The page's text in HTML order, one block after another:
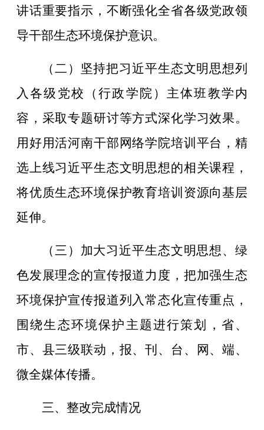
讲话重要指示，不断强化全省各级党政领
导干部生态环境保护意识。
（二）坚持把习近平生态文明思想列
入各级党校（行政学院）主体班教学内
容，采取专题研讨等方式深化学习效果。
用好用活河南干部网络学院培训平台，精
选上线习近平生态文明思想的相关课程，
将优质生态环境保护教育培训资源向基层
延伸。
（三）加大习近平生态文明思想、绿
色发展理念的宣传报道力度，把加强生态
环境保护宣传报道列入常态化宣传重点，
围绕生态环境保护主题进行策划，省、
市、县三级联动，报、刊、台、网、端、
微全媒体传播。
三、整改完成情况